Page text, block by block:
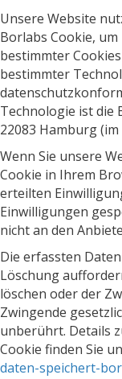
Unsere Website
Borlabs Cookie,
bestimmter
bestimmter
Technologie ist die
22083 Hamburg
Wenn Sie unsere
Cookie in Ihrem
erteilten
Einwilligungen
nicht an den
Die erfassten
Löschung
löschen oder der
Zwingende
unberührt. Details
Cookie finden Sie
daten-speichert-